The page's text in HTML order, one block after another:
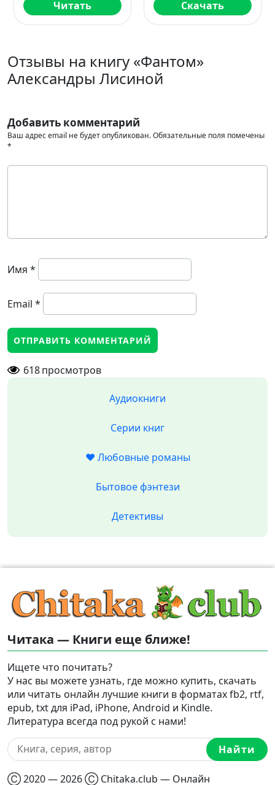
Читать Скачать
Отзывы на книгу «Фантом»
Александры Лисиной
Добавить комментарий
Ваш адрес email не будет опубликован.Обязательные поля помечены
*
Имя *
Email *
618просмотров
Аудиокниги
Серии книг
❤️ Любовные романы
Бытовое фэнтези
Детективы
Читака — Книги еще ближе!
Ищете что почитать?
У нас вы можете узнать, где можно купить, скачать
или читать онлайн лучшие книги в форматах fb2, rtf,
epub, txt для iPad, iPhone, Android и Kindle.
Литература всегда под рукой с нами!
Найти
Ⓒ 2020 — 2026 Ⓒ Chitaka.club — Онлайн